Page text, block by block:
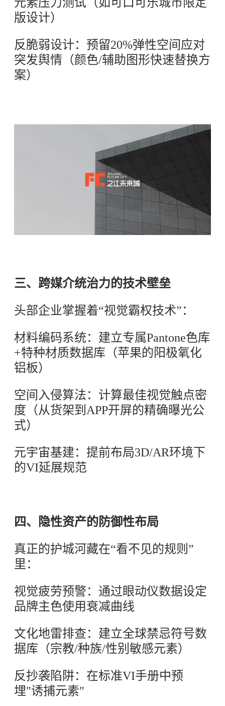
版设计）
反脆弱设计：预留20%弹性空间应对
突发舆情（颜色/辅助图形快速替换方
案）
三、跨媒介统治力的技术壁垒
头部企业掌握着“视觉霸权技术”：
材料编码系统：建立专属Pantone色库
+特种材质数据库（苹果的阳极氧化
铝板）
空间入侵算法：计算最佳视觉触点密
度（从货架到APP开屏的精确曝光公
式）
元宇宙基建：提前布局3D/AR环境下
的VI延展规范
四、隐性资产的防御性布局
真正的护城河藏在“看不见的规则”
里：
视觉疲劳预警：通过眼动仪数据设定
品牌主色使用衰减曲线
文化地雷排查：建立全球禁忌符号数
据库（宗教/种族/性别敏感元素）
反抄袭陷阱：在标准VI手册中预
埋"诱捕元素"